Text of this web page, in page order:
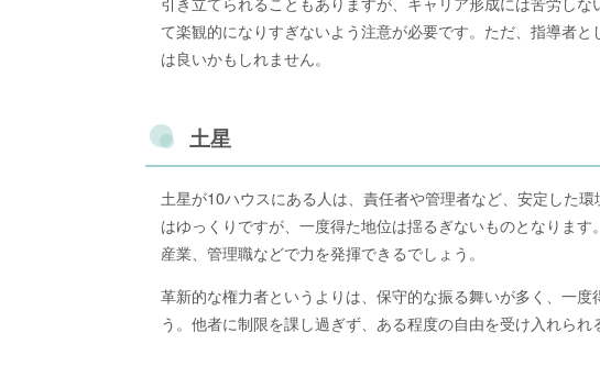
て楽観的になりすぎないよう注意が必要です。ただ、指導者
は良いかもしれません。
土星
土星が10ハウスにある人は、責任者や管理者など、安定した
はゆっくりですが、一度得た地位は揺るぎないものとなりま
産業、管理職などで力を発揮できるでしょう。
革新的な権力者というよりは、保守的な振る舞いが多く、一
う。他者に制限を課し過ぎず、ある程度の自由を受け入れられ